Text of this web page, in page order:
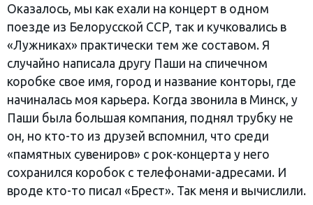
Оказалось, мы как ехали на концерт в одном
поезде из Белорусской ССР, так и кучковались в
«Лужниках» практически тем же составом. Я
случайно написала другу Паши на спичечном
коробке свое имя, город и название конторы, где
начиналась моя карьера. Когда звонила в Минск, у
Паши была большая компания, поднял трубку не
он, но кто-то из друзей вспомнил, что среди
«памятных сувениров» с рок-концерта у него
сохранился коробок с телефонами-адресами. И
вроде кто-то писал «Брест». Так меня и вычислили.